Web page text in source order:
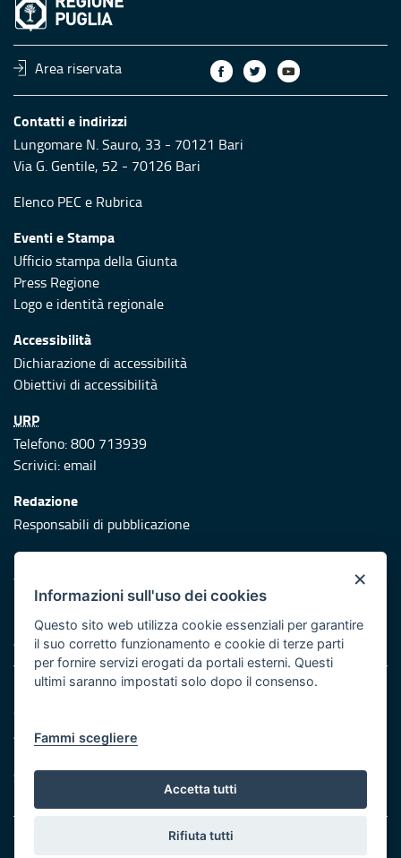
Area riservata
Contatti e indirizzi
Lungomare N. Sauro, 33 - 70121 Bari
Via G. Gentile, 52 - 70126 Bari
Elenco PEC e Rubrica
Eventi e Stampa
Ufficio stampa della Giunta
Press Regione
Logo e identità regionale
Accessibilità
Dichiarazione di accessibilità
Obiettivi di accessibilità
URP
Telefono: 800 713939
Scrivici:email
Redazione
Responsabili di pubblicazione
Protezione civile
Vai al sito di Protezione Civile Puglia
Iniziativa finanziata con risorse del POR Puglia 2014/2020 -
Asse XI
Note legali
Cookie e privacy
Atti di notifica
Servizi Intranet
© Regione Puglia
×
Informazioni sull'uso dei cookies
Questo sito web utilizza cookie essenziali per garantire
il suo corretto funzionamento e cookie di terze parti
per fornire servizi erogati da portali esterni. Questi
ultimi saranno impostati solo dopo il consenso.
Fammi scegliere
Accetta tutti
Rifiuta tutti